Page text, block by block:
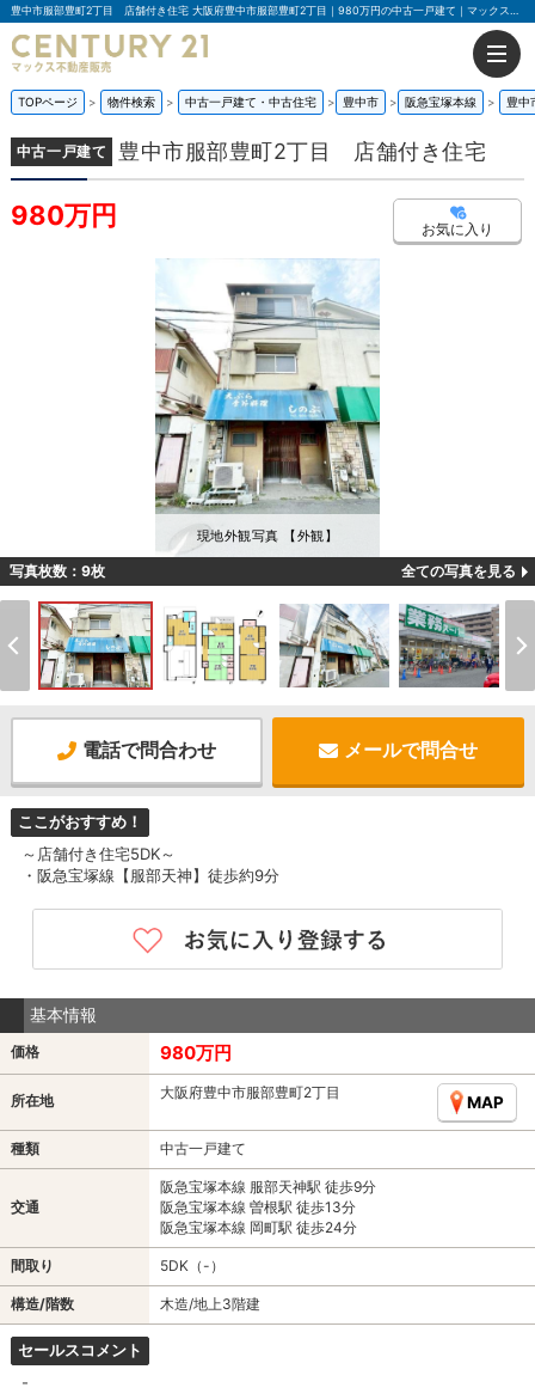
TOPページ 物件検索 中古一戸建て・中古住宅 豊中市 阪急宝塚本線 豊中
中古一戸建て 豊中市服部豊町2丁目 店舗付き住宅
980万円 お気に入り
現地外観写真 【外観】
写真枚数：9枚 全ての写真を見る
電話で問合わせ メールで問合せ
ここがおすすめ！
～店舗付き住宅5DK～
・阪急宝塚線【服部天神】徒歩約9分
基本情報
価格 980万円
所在地 大阪府豊中市服部豊町2丁目
MAP
種類 中古一戸建て
交通
阪急宝塚本線 服部天神駅 徒歩9分
阪急宝塚本線 曽根駅 徒歩13分
阪急宝塚本線 岡町駅 徒歩24分
間取り 5DK（-）
構造/階数 木造/地上3階建
セールスコメント
-